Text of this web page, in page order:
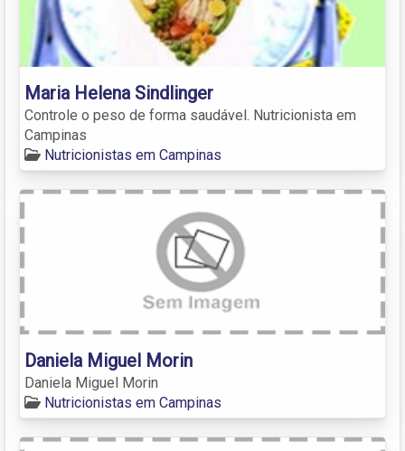
Maria Helena Sindlinger
Controle o peso de forma saudável. Nutricionista em
Campinas
Nutricionistas em Campinas
Daniela Miguel Morin
Daniela Miguel Morin
Nutricionistas em Campinas